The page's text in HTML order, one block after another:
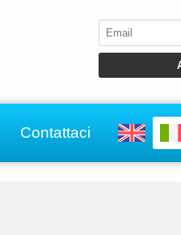
Contattaci